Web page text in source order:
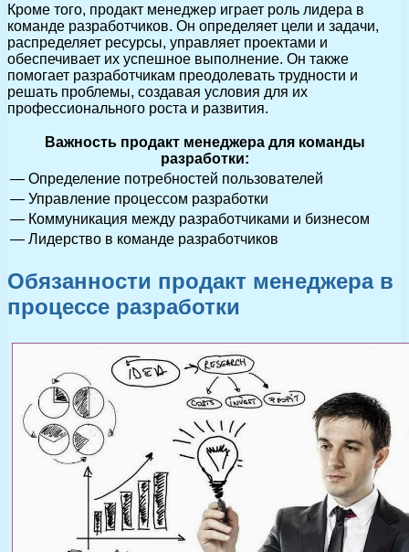
Кроме того, продакт менеджер играет роль лидера в
команде разработчиков. Он определяет цели и задачи,
распределяет ресурсы, управляет проектами и
обеспечивает их успешное выполнение. Он также
помогает разработчикам преодолевать трудности и
решать проблемы, создавая условия для их
профессионального роста и развития.
Важность продакт менеджера для команды
разработки:
— Определение потребностей пользователей
— Управление процессом разработки
— Коммуникация между разработчиками и бизнесом
— Лидерство в команде разработчиков
Обязанности продакт менеджера в
процессе разработки